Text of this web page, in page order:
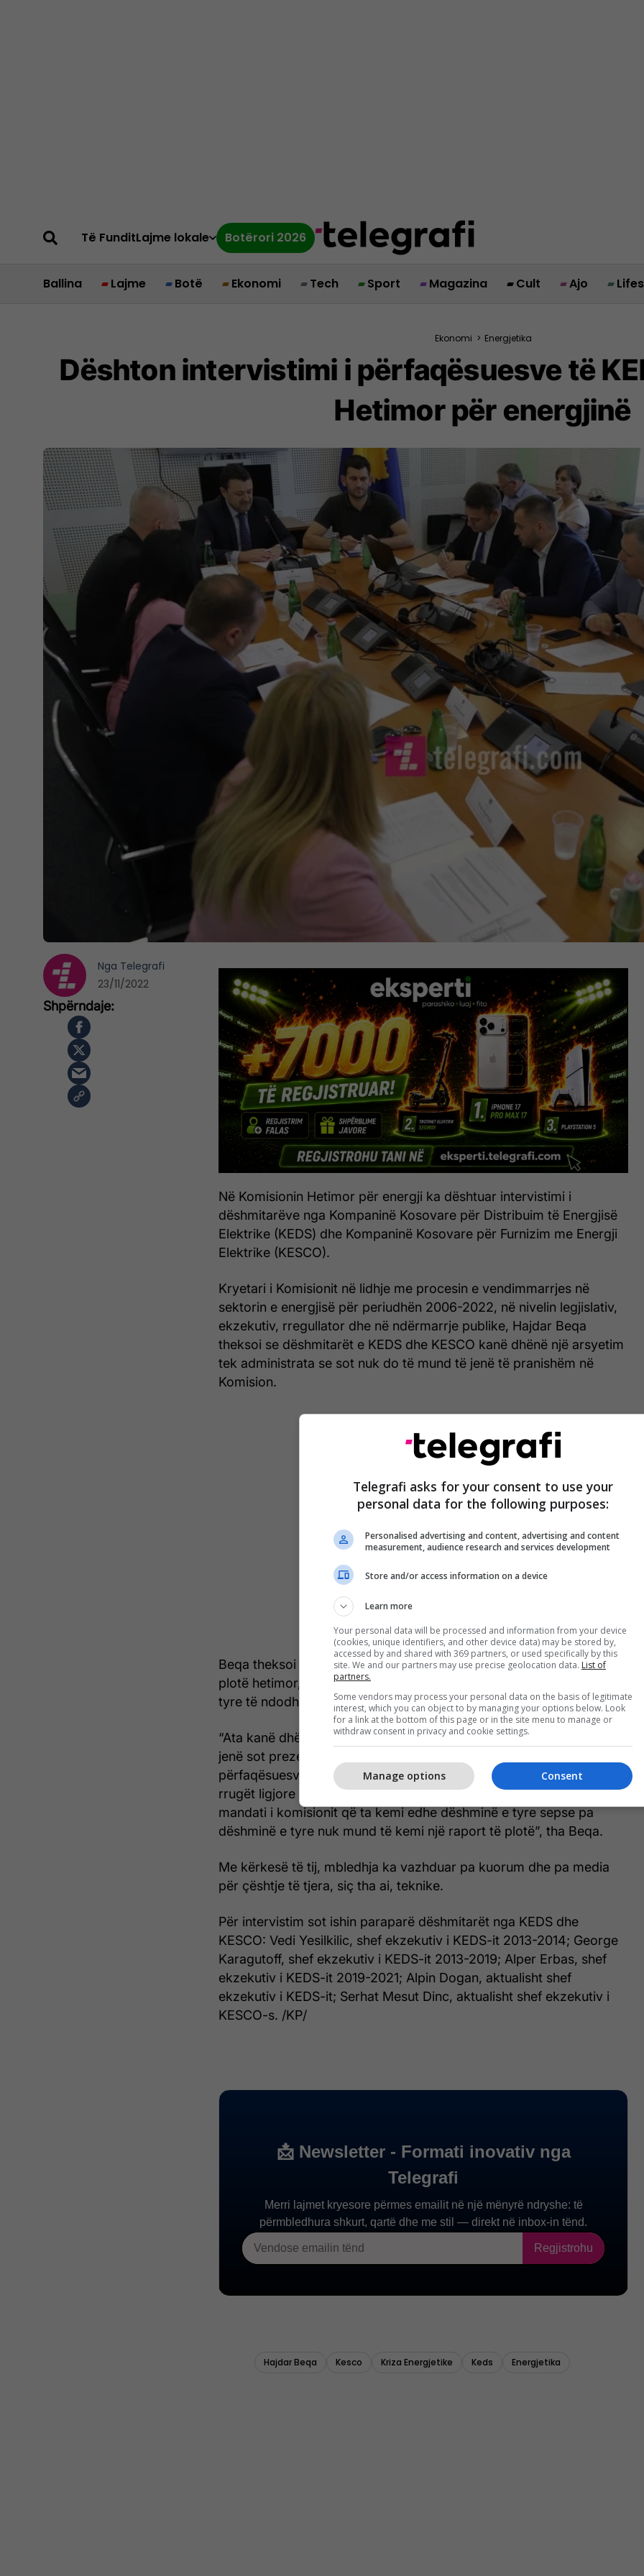
Të FunditLajme lokale Botërori 2026
Ballina Lajme Botë Ekonomi Tech Sport Magazina Cult Ajo
Ekonomi > Energjetika
Dështon intervistimi i përfaqësuesve të
Hetimor për energjinë
Në Komisionin Hetimor për energji ka dështuar intervistimi i
dëshmitarëve nga Kompaninë Kosovare për Distribuim të Energjisë
Elektrike (KEDS) dhe Kompaninë Kosovare për Furnizim me Energji
Elektrike (KESCO).
Kryetari i Komisionit në lidhje me procesin e vendimmarrjes në
sektorin e energjisë për periudhën 2006-2022, në nivelin legjislativ,
ekzekutiv, rregullator dhe në ndërmarrje publike, Hajdar Beqa
theksoi se dëshmitarët e KEDS dhe KESCO kanë dhënë një arsyetim
tek administrata se sot nuk do të mund të jenë të pranishëm në
Komision.
Beqa theksoi se pa dëshminë e tyre nuk mund të ketë një raport të
plotë hetimor, dhe shtoi se do shikojnë mundësitë që intervistimi i
tyre të ndodhë para përfundimit të mandatit të Komisionit.
“Ata kanë dhënë një arsyetim përmes administratës që nuk mund të
jenë sot prezent dhe sot nuk do të mbahet intervistimi i
përfaqësuesve të KEDS dhe KESCO. Prandaj, ne do t’i shikojmë
rrugët ligjore përmes komisionit t’i sigurojmë para se të mbyllet
mandati i komisionit që ta kemi edhe dëshminë e tyre sepse pa
dëshminë e tyre nuk mund të kemi një raport të plotë”, tha Beqa.
Me kërkesë të tij, mbledhja ka vazhduar pa kuorum dhe pa media
për çështje të tjera, siç tha ai, teknike.
Për intervistim sot ishin paraparë dëshmitarët nga KEDS dhe
KESCO: Vedi Yesilkilic, shef ekzekutiv i KEDS-it 2013-2014; George
Karagutoff, shef ekzekutiv i KEDS-it 2013-2019; Alper Erbas, shef
ekzekutiv i KEDS-it 2019-2021; Alpin Dogan, aktualisht shef
ekzekutiv i KEDS-it; Serhat Mesut Dinc, aktualisht shef ekzekutiv i
KESCO-s. /KP/
Nga Telegrafi
23/11/2022
Telegrafi asks for your consent to use your
personal data for the following purposes:
Personalised advertising and content, advertising and content
measurement, audience research and services development
Store and/or access information on a device
Learn more
Your personal data will be processed and information from your device
(cookies, unique identifiers, and other device data) may be stored by,
accessed by and shared with 369 partners, or used specifically by this
site. We and our partners may use precise geolocation data. List of
partners.
Some vendors may process your personal data on the basis of legitimate
interest, which you can object to by managing your options below. Look
for a link at the bottom of this page or in the site menu to manage or
withdraw consent in privacy and cookie settings.
Consent
Manage options